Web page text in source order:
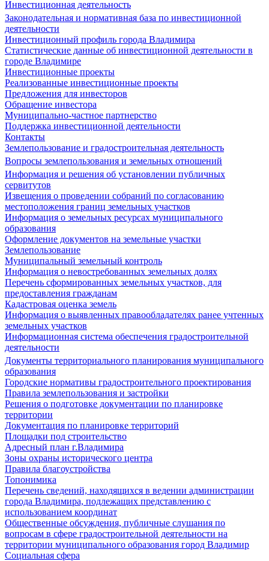
Инвестиционная деятельность
Законодательная и нормативная база по инвестиционной
деятельности
Инвестиционный профиль города Владимира
Статистические данные об инвестиционной деятельности в
городе Владимире
Инвестиционные проекты
Реализованные инвестиционные проекты
Предложения для инвесторов
Обращение инвестора
Муниципально-частное партнерство
Поддержка инвестиционной деятельности
Контакты
Землепользование и градостроительная деятельность
Вопросы землепользования и земельных отношений
Информация и решения об установлении публичных
сервитутов
Извещения о проведении собраний по согласованию
местоположения границ земельных участков
Информация о земельных ресурсах муниципального
образования
Оформление документов на земельные участки
Землепользование
Муниципальный земельный контроль
Информация о невостребованных земельных долях
Перечень сформированных земельных участков, для
предоставления гражданам
Кадастровая оценка земель
Информация о выявленных правообладателях ранее учтенных
земельных участков
Информационная система обеспечения градостроительной
деятельности
Документы территориального планирования муниципального
образования
Городские нормативы градостроительного проектирования
Правила землепользования и застройки
Решения о подготовке документации по планировке
территории
Документация по планировке территорий
Площадки под строительство
Адресный план г.Владимира
Зоны охраны исторического центра
Правила благоустройства
Топонимика
Перечень сведений, находящихся в ведении администрации
города Владимира, подлежащих представлению с
использованием координат
Общественные обсуждения, публичные слушания по
вопросам в сфере градостроительной деятельности на
территории муниципального образования город Владимир
Социальная сфера